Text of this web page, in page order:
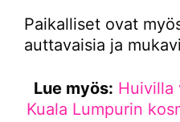
Paikalliset ovat
auttavaisia ja
Lue myös: Huivilla
Kuala Lumpurin